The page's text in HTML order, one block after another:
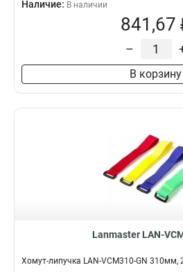
Наличие: В наличии
841,67
–
В корзину
Lanmaster LAN-
Хомут-липучка LAN-VCM310-GN 310мм,